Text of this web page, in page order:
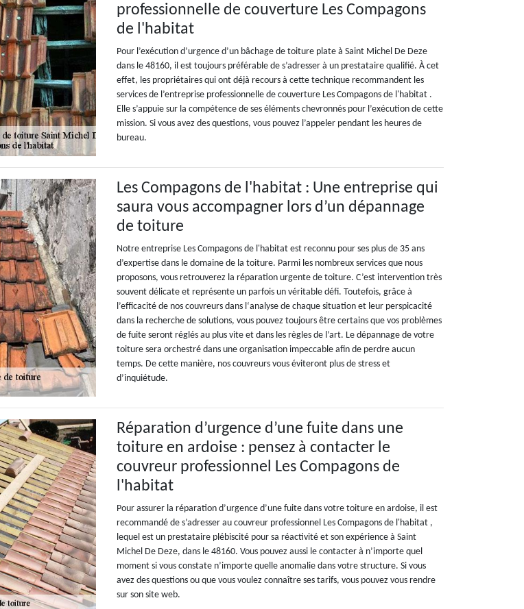
professionnelle de couverture Les Compagons
de l'habitat
Pour l’exécution d’urgence d’un bâchage de toiture plate à Saint Michel De Deze
dans le 48160, il est toujours préférable de s’adresser à un prestataire qualifié. À cet
effet, les propriétaires qui ont déjà recours à cette technique recommandent les
services de l’entreprise professionnelle de couverture Les Compagons de l'habitat .
Elle s’appuie sur la compétence de ses éléments chevronnés pour l’exécution de cette
mission. Si vous avez des questions, vous pouvez l’appeler pendant les heures de
bureau.
Les Compagons de l'habitat : Une entreprise qui
saura vous accompagner lors d’un dépannage
de toiture
Notre entreprise Les Compagons de l'habitat est reconnu pour ses plus de 35 ans
d’expertise dans le domaine de la toiture. Parmi les nombreux services que nous
proposons, vous retrouverez la réparation urgente de toiture. C’est intervention très
souvent délicate et représente un parfois un véritable défi. Toutefois, grâce à
l’efficacité de nos couvreurs dans l‘analyse de chaque situation et leur perspicacité
dans la recherche de solutions, vous pouvez toujours être certains que vos problèmes
de fuite seront réglés au plus vite et dans les règles de l’art. Le dépannage de votre
toiture sera orchestré dans une organisation impeccable afin de perdre aucun
temps. De cette manière, nos couvreurs vous éviteront plus de stress et
d’inquiétude.
Réparation d’urgence d’une fuite dans une
toiture en ardoise : pensez à contacter le
couvreur professionnel Les Compagons de
l'habitat
Pour assurer la réparation d’urgence d’une fuite dans votre toiture en ardoise, il est
recommandé de s’adresser au couvreur professionnel Les Compagons de l'habitat ,
lequel est un prestataire plébiscité pour sa réactivité et son expérience à Saint
Michel De Deze, dans le 48160. Vous pouvez aussi le contacter à n’importe quel
moment si vous constate n’importe quelle anomalie dans votre structure. Si vous
avez des questions ou que vous voulez connaître ses tarifs, vous pouvez vous rendre
sur son site web.